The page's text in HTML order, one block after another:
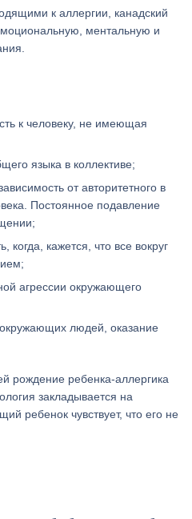
к аллергии, канадский
ментальную и
к человеку, не имеющая
языка в коллективе;
от авторитетного в
Постоянное подавление
когда, кажется, что все вокруг
агрессии окружающего
людей, оказание
рождение ребенка-аллергика
закладывается на
ребенок чувствует, что его не